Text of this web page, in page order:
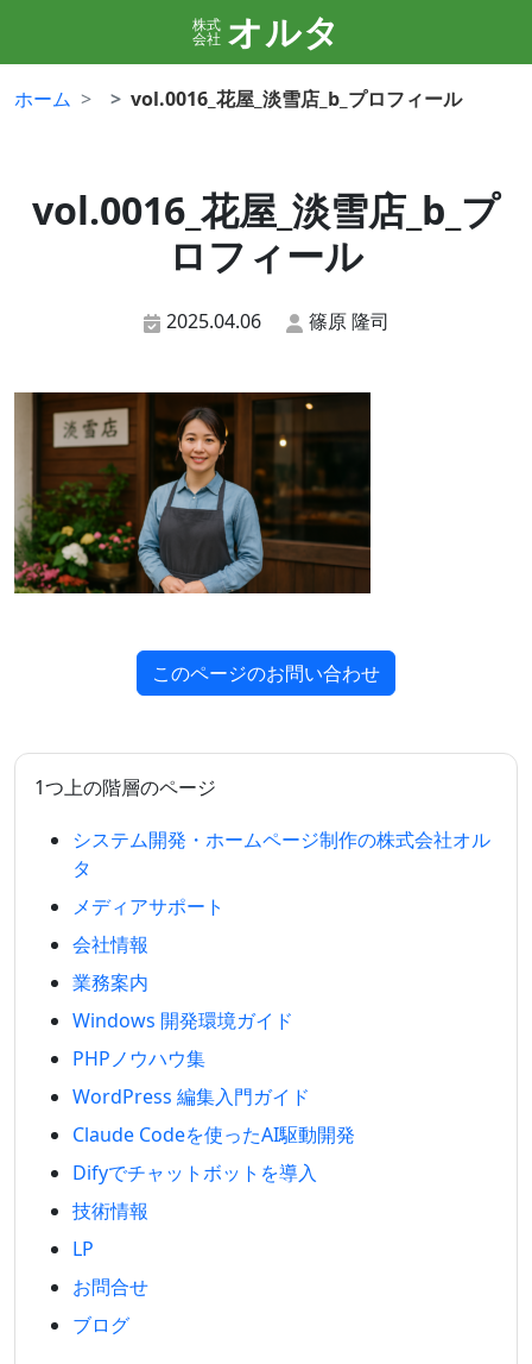
株式
会社 オルタ
ホーム vol.0016_花屋_淡雪店_b_プロフィール
vol.0016_花屋_淡雪店_b_プ
ロフィール
2025.04.06 篠原 隆司
このページのお問い合わせ
1つ上の階層のページ
システム開発・ホームページ制作の株式会社オル
タ
メディアサポート
会社情報
業務案内
Windows 開発環境ガイド
PHPノウハウ集
WordPress 編集入門ガイド
Claude Codeを使ったAI駆動開発
Difyでチャットボットを導入
技術情報
LP
お問合せ
ブログ